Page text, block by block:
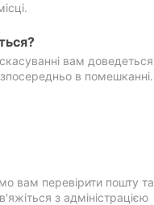
вам доведеться
в помешканні.
вам перевірити пошту та
з адміністрацією